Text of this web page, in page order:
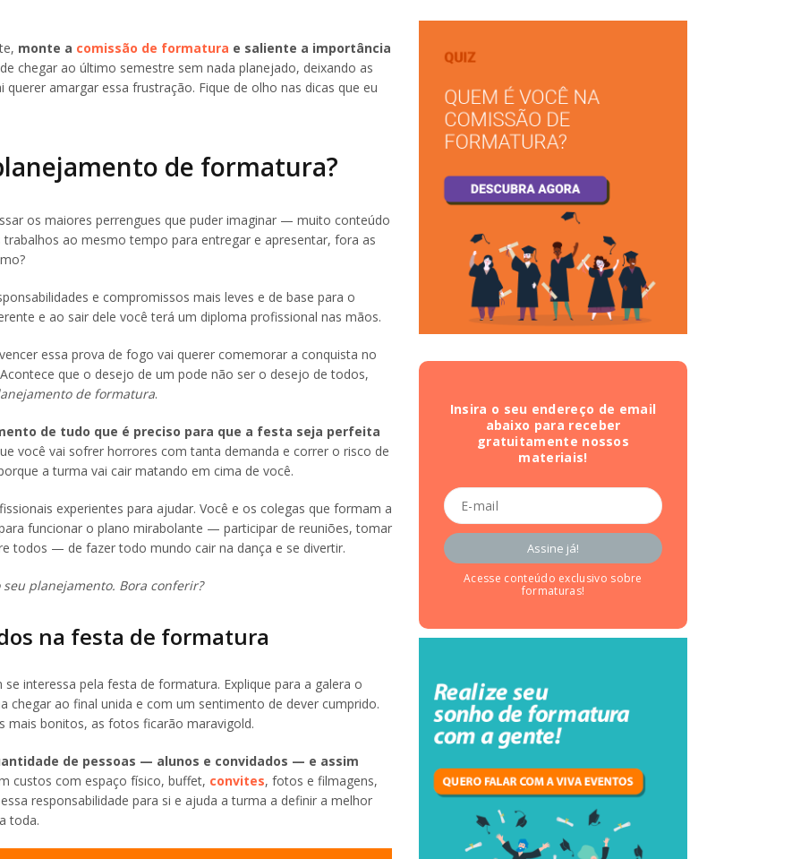
monte a comissão de formatura e saliente a importância
chegar ao último semestre sem nada planejado, deixando as
amargar essa frustração. Fique de olho nas dicas que eu
de formatura?
os maiores perrengues que puder imaginar — muito conteúdo
ao mesmo tempo para entregar e apresentar, fora as
e compromissos mais leves e de base para o
e ao sair dele você terá um diploma profissional nas mãos.
essa prova de fogo vai querer comemorar a conquista no
que o desejo de um pode não ser o desejo de todos,
de formatura.
de tudo que é preciso para que a festa seja perfeita
você vai sofrer horrores com tanta demanda e correr o risco de
a turma vai cair matando em cima de você.
experientes para ajudar. Você e os colegas que formam a
funcionar o plano mirabolante — participar de reuniões, tomar
todos — de fazer todo mundo cair na dança e se divertir.
planejamento. Bora conferir?
na festa de formatura
interessa pela festa de formatura. Explique para a galera o
ao final unida e com um sentimento de dever cumprido.
mais bonitos, as fotos ficarão maravigold.
de pessoas — alunos e convidados — e assim
custos com espaço físico, buffet, convites, fotos e filmagens,
responsabilidade para si e ajuda a turma a definir a melhor
toda.
Insira o seu endereço de email
abaixo para receber
gratuitamente nossos
materiais!
Acesse conteúdo exclusivo sobre
formaturas!